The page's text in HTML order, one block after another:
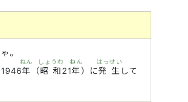
。
年
ねん
（昭和
しょうわ
21年
ねん
）に発生
はっせい
して